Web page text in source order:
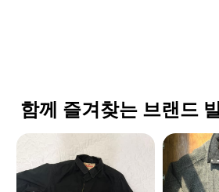
함께 즐겨찾는 브랜드